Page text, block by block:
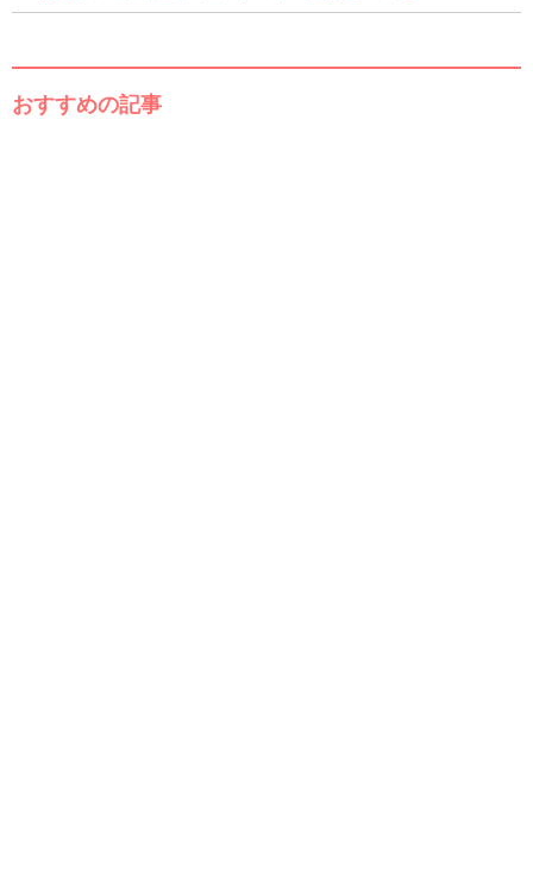
おすすめの記事